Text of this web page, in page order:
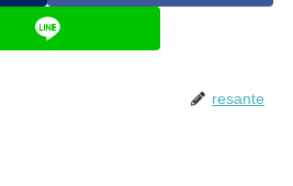
resante